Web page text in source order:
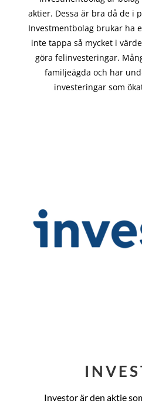
aktier. Dessa är bra då de i
Investmentbolag brukar ha
inte tappa så mycket i
göra felinvesteringar.
familjeägda och har
investeringar som
Investor är den aktie